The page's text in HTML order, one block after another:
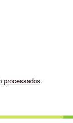
processados.